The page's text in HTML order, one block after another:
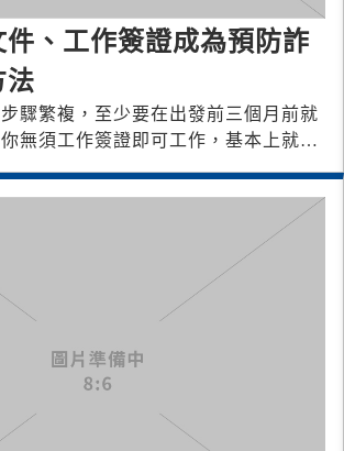
、工作簽證成為預防詐
法
驟繁複，至少要在出發前三個月前就
無須工作簽證即可工作，基本上就是